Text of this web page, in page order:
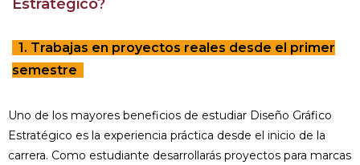
Estratégico?
1. Trabajas en proyectos reales desde el primer
semestre
Uno de los mayores beneficios de estudiar Diseño Gráfico
Estratégico es la experiencia práctica desde el inicio de la
carrera. Como estudiante desarrollarás proyectos para marcas